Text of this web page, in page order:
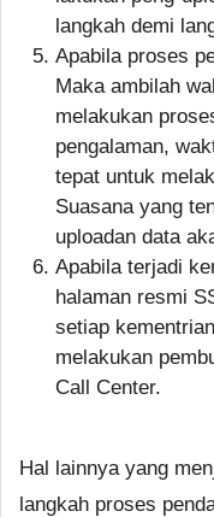
langkah demi
Apabila proses
Maka ambilah
melakukan
pengalaman,
tepat untuk
Suasana yang
uploadan data
Apabila terjadi
halaman resmi
setiap
melakukan
Call Center.
Hal lainnya yang
langkah proses